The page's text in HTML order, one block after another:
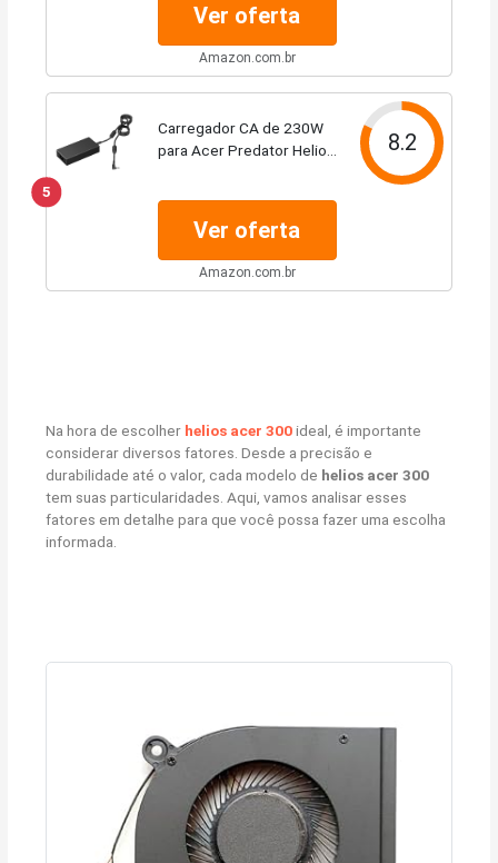
51 G3-571 G3-572 AN515
PT314 PT315 PT515...
Ver oferta
Amazon.com.br
5
Carregador CA de 230W
para Acer Predator Helios
de energia para laptop
para jogos...
8.2
Ver oferta
Amazon.com.br
Na hora de escolher helios acer 300ideal, é importante
considerar diversos fatores. Desde a precisão e
durabilidade até o valor, cada modelo de helios acer 300
tem suas particularidades. Aqui, vamos analisar esses
fatores em detalhe para que você possa fazer uma escolha
informada.